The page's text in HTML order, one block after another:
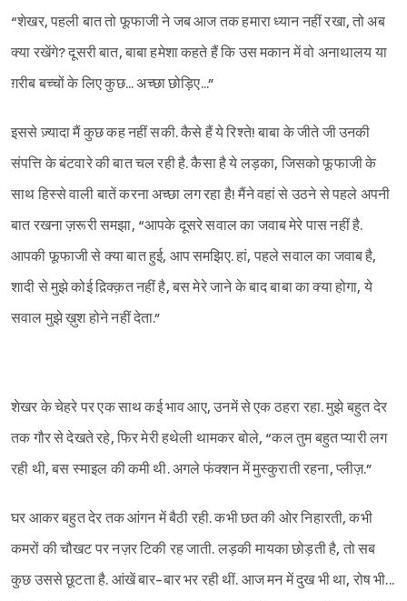
“शेखर, पहली बात तो फूफाजी ने जब आज तक हमारा ध्यान नहीं रखा, तो अब
क्या रखेंगे? दूसरी बात, बाबा हमेशा कहते हैं कि उस मकान में वो अनाथालय या
ग़रीब बच्चों के लिए कुछ... अच्छा छोड़िए...”
इससे ज़्यादा मैं कुछ कह नहीं सकी. कैसे हैं ये रिश्ते! बाबा के जीते जी उनकी
संपत्ति के बंटवारे की बात चल रही है. कैसा है ये लड़का, जिसको फूफाजी के
साथ हिस्से वाली बातें करना अच्छा लग रहा है! मैंने वहां से उठने से पहले अपनी
बात रखना ज़रूरी समझा, “आपके दूसरे सवाल का जवाब मेरे पास नहीं है.
आपकी फूफाजी से क्या बात हुई, आप समझिए. हां, पहले सवाल का जवाब है,
शादी से मुझे कोई द़िक्क़त नहीं है, बस मेरे जाने के बाद बाबा का क्या होगा, ये
सवाल मुझे ख़ुश होने नहीं देता.”
शेखर के चेहरे पर एक साथ कई भाव आए, उनमें से एक ठहरा रहा. मुझे बहुत देर
तक गौर से देखते रहे, फिर मेरी हथेली थामकर बोले, “कल तुम बहुत प्यारी लग
रही थी, बस स्माइल की कमी थी. अगले फंक्शन में मुस्कुराती रहना, प्लीज़.”
घर आकर बहुत देर तक आंगन में बैठी रही. कभी छत की ओर निहारती, कभी
कमरों की चौखट पर नज़र टिकी रह जाती. लड़की मायका छोड़ती है, तो सब
कुछ उससे छूटता है. आंखें बार-बार भर रही थीं. आज मन में दुख भी था, रोष भी...